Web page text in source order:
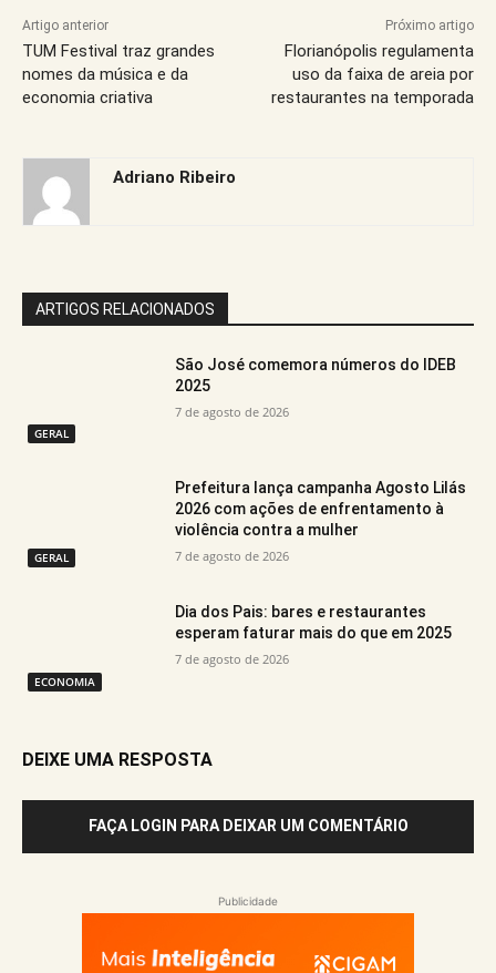
Artigo anterior
TUM Festival traz grandes
nomes da música e da
economia criativa
Próximo artigo
Florianópolis regulamenta
uso da faixa de areia por
restaurantes na temporada
Adriano Ribeiro
ARTIGOS RELACIONADOS
GERAL
São José comemora números do IDEB
2025
7 de agosto de 2026
GERAL
Prefeitura lança campanha Agosto Lilás
2026 com ações de enfrentamento à
violência contra a mulher
7 de agosto de 2026
ECONOMIA
Dia dos Pais: bares e restaurantes
esperam faturar mais do que em 2025
7 de agosto de 2026
DEIXE UMA RESPOSTA
FAÇA LOGIN PARA DEIXAR UM COMENTÁRIO
Publicidade